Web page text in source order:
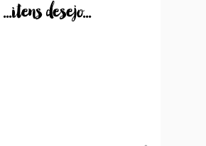
...itens desejo...